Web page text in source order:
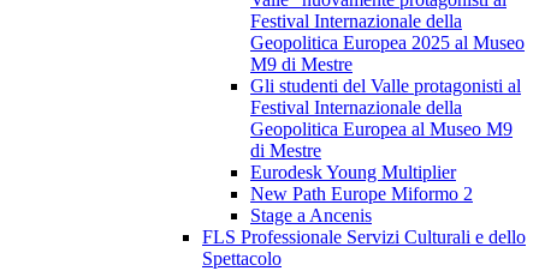
Festival Internazionale della
Geopolitica Europea 2025 al Museo
M9 di Mestre
Gli studenti del Valle protagonisti al
Festival Internazionale della
Geopolitica Europea al Museo M9
di Mestre
Eurodesk Young Multiplier
New Path Europe Miformo 2
Stage a Ancenis
FLS Professionale Servizi Culturali e dello
Spettacolo